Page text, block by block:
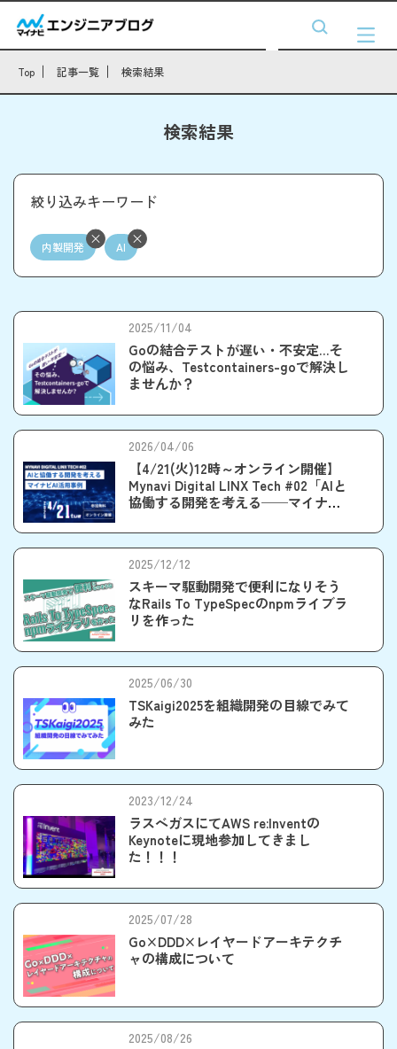
Top 記事一覧 検索結果
検索結果
絞り込みキーワード
内製開発 AI
2025/11/04
Goの結合テストが遅い・不安定…そ
の悩み、Testcontainers-goで解決し
ませんか？
2026/04/06
【4/21(火)12時～オンライン開催】
Mynavi Digital LINX Tech #02「AIと
協働する開発を考える──マイナビ
2025/12/12
スキーマ駆動開発で便利になりそう
なRails To TypeSpecのnpmライブラ
リを作った
2025/06/30
TSKaigi2025を組織開発の目線でみて
みた
2023/12/24
ラスベガスにてAWS re:Inventの
Keynoteに現地参加してきまし
た！！！
2025/07/28
Go×DDD×レイヤードアーキテクチ
ャの構成について
2025/08/26